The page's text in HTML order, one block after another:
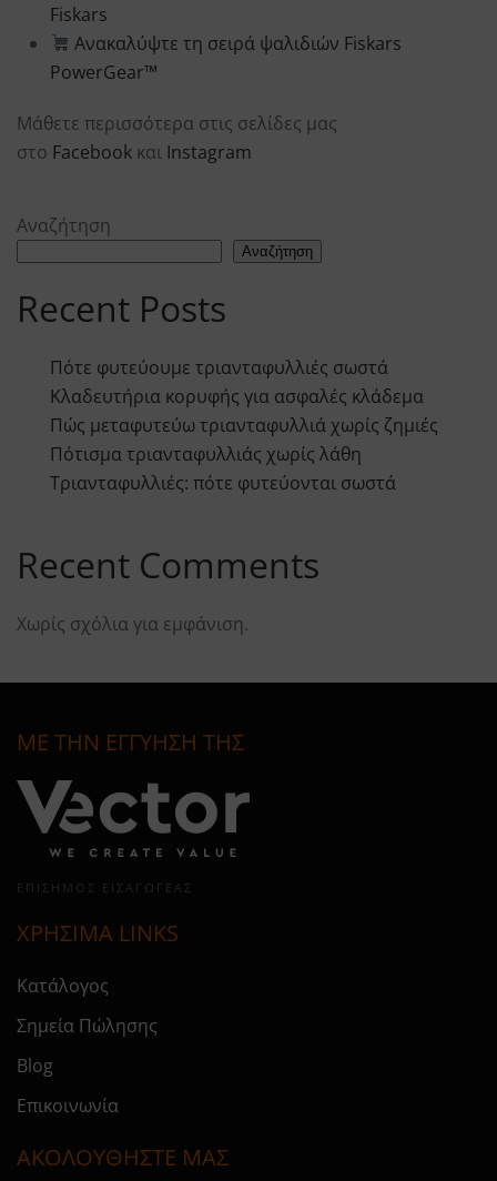
Fiskars
Ανακαλύψτε τη σειρά ψαλιδιών Fiskars
PowerGear™
Μάθετε περισσότερα στις σελίδες μας
στο Facebook και Instagram
Αναζήτηση
Αναζήτηση
Recent Posts
Πότε φυτεύουμε τριανταφυλλιές σωστά
Κλαδευτήρια κορυφής για ασφαλές κλάδεμα
Πώς μεταφυτεύω τριανταφυλλιά χωρίς ζημιές
Πότισμα τριανταφυλλιάς χωρίς λάθη
Τριανταφυλλιές: πότε φυτεύονται σωστά
Recent Comments
Χωρίς σχόλια για εμφάνιση.
ΜΕ ΤΗΝ ΕΓΓΥΗΣΗ ΤΗΣ
ΕΠΊΣΗΜΟΣ ΕΙΣΑΓΩΓΈΑΣ
ΧΡΗΣΙΜΑ LINKS
Κατάλογος
Σημεία Πώλησης
Blog
Επικοινωνία
ΑΚΟΛΟΥΘΗΣΤΕ ΜΑΣ